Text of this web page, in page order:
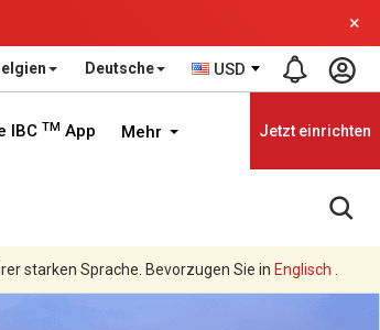
×
Deutsche USD
IBC TM App Mehr Jetzt einrichten
starken Sprache. Bevorzugen Sie in Englisch .